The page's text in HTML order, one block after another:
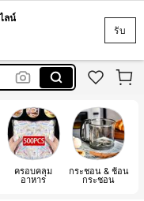
รับ
ลน์
ครอบคลุม
อาหาร
กระชอน & ช้อน
กระชอน